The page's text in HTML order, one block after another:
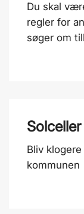
Du skal
regler for
søger om
Bliv
kommunen